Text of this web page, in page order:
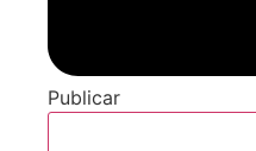
Publicar